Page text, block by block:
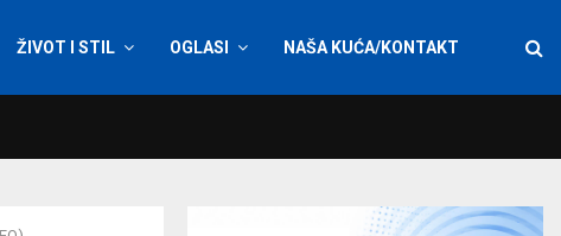
ŽIVOT I STIL OGLASI NAŠA KUĆA/KONTAKT